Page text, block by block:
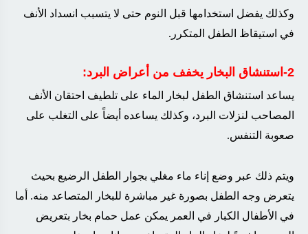
وكذلك يفضل استخدامها قبل النوم حتى لا يتسبب انسداد الأنف
في استيقاظ الطفل المتكرر .
2-استنشاق البخار يخفف من أعراض البرد :
يساعد استنشاق الطفل لبخار الماء على تلطيف احتقان الأنف
المصاحب لنزلات البرد، وكذلك يساعده أيضاً على التغلب على
صعوبة التنفس.
ويتم ذلك عبر وضع إناء ماء مغلي بجوار الطفل الرضيع بحيث
يتعرض وجه الطفل بصورة غير مباشرة للبخار المتصاعد منه. أما
في الأطفال الكبار في العمر يمكن عمل حمام بخار بتعريض